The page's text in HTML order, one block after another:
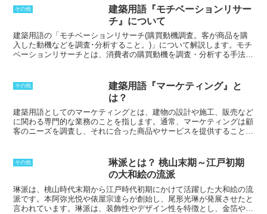
フィードバックを迅速に得ることができ
ます。これにより、企業は消費者のニー
ズをより深く理解し、商品の改良やサー
ビスの向上につなげることができます。
ないにもかかわらず過敏に反応するようになります。 化学物質過敏症
は、原因となる物質が何であるかが特定できない場合がほとんどで
発症の仕方も人それぞれで、一度の化学物質への暴露で発症する
こともありますし、長期間にわたって化学物質に暴露された後に発症
することもあります。化学物質過敏症を発症する人は、一般の人より
も化学物質に対して過敏に反応する体質を持っていると考えられてい
その他
建築用語『モチベーションリサー
チ』について
建築用語の「モチベーションリサーチ(購買動機調査。客が商品を購
入した動機などを調査･分析すること。)」について解説します。 モチ
ベーションリサーチとは、消費者の購買動機を調査・分析する手法で
サーチの手法としては、アンケート調査やインタビュー調査、観察調
査などが挙げられます。アンケート調査は、消費者に質問紙を配布し
たり、オンラインでアンケートを実施したりして、購買動機や潜在的
なニーズを調査します。インタビュー調査は、消費者に直接インタビ
ューを行い、より詳細な情報を収集します。観察調査は、消費者の行
動を観察することで、購買動機や潜在的なニーズを調査します。モチ
ィング施策や商品開発を行うことができます。また、モチベーション
リサーチは、消費者行動の研究にも役立っています。消費者の購買動
機を理解することで、消費者行動のメカニズムを明らかにすることが
でき、より良い社会の創造につなげることができます。
その他
建築用語『マーケティング』と
は？
建築用語としてのマーケティングとは、建物の設計や施工、販売など
に関わる専門的な業務のことを指します。通常、マーケティングは顧
客のニーズを調査し、それに合った商品やサービスを提供することを
す。具体的には、建物のデザインや間取り、設備などを顧客の要望に
合わせてカスタマイズしたり、顧客の予算やスケジュールに合わせて
施工計画を調整したりします。また、建物の販売時には、顧客に建物
の良さをアピールしたり、住宅ローンの手続きをサポートしたりする
ことも含まれます。建築業界においては、マーケティングは非常に重
要な業務です。 建物の設計や施工を顧客の要望に合致させることで、
その他
琳派とは？ 桃山末期～江戸初期
の大和絵の流派
琳派は、桃山時代末期から江戸時代初期にかけて活躍した大和絵の流
派です。本阿弥光悦や俵屋宗達 らが創始し、 尾形光琳が発展させたと
言われています。琳派は、装飾性やデザイン性を特徴とし、金箔や銀